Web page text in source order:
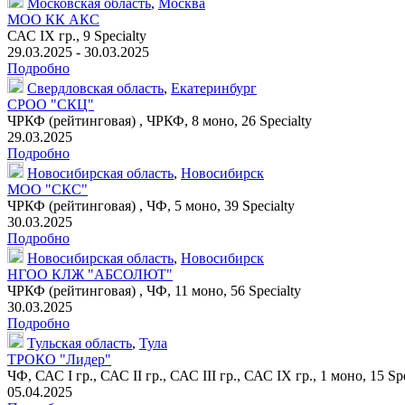
МОО КК АКС
САС IX гр., 9 Specialty
29.03.2025 - 30.03.2025
Подробно
Свердловская область, Екатеринбург
СРОО "СКЦ"
ЧРКФ (рейтинговая) , ЧРКФ, 8 моно, 26 Specialty
29.03.2025
Подробно
Новосибирская область, Новосибирск
МОО "СКС"
ЧРКФ (рейтинговая) , ЧФ, 5 моно, 39 Specialty
30.03.2025
Подробно
Новосибирская область, Новосибирск
НГОО КЛЖ "АБСОЛЮТ"
ЧРКФ (рейтинговая) , ЧФ, 11 моно, 56 Specialty
30.03.2025
Подробно
Тульская область, Тула
ТРОКО "Лидер"
ЧФ, САС I гр., САС II гр., САС III гр., САС IX гр., 1 моно, 15
05.04.2025